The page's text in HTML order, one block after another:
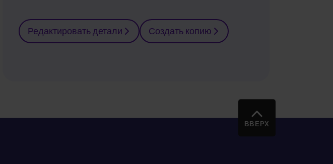
Редактировать детали Создать копию
ВВЕРХ